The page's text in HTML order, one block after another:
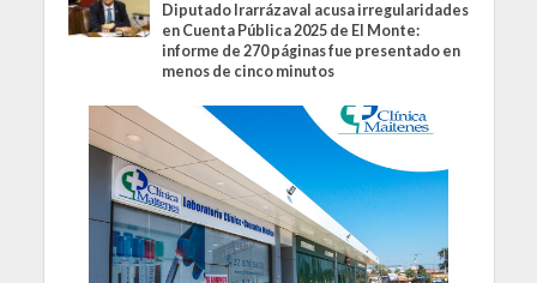
Diputado Irarrázaval acusa irregularidades
en Cuenta Pública 2025 de El Monte:
informe de 270 páginas fue presentado en
menos de cinco minutos